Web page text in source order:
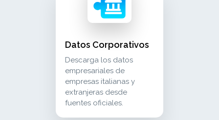
Datos Corporativos
Descarga los datos
empresariales de
empresas italianas y
extranjeras desde
fuentes oficiales.